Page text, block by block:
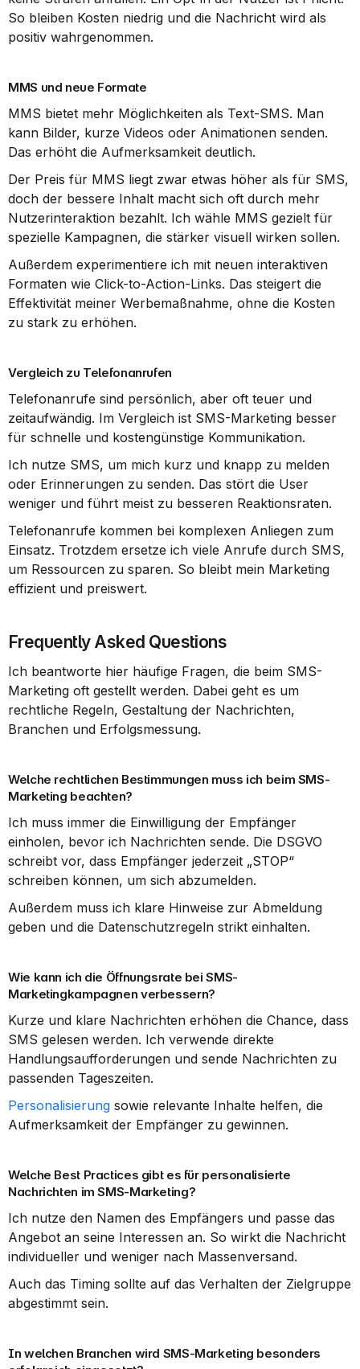
So bleiben Kosten niedrig und die Nachricht wird als
positiv wahrgenommen.
MMS und neue Formate
MMS bietet mehr Möglichkeiten als Text-SMS. Man
kann Bilder, kurze Videos oder Animationen senden.
Das erhöht die Aufmerksamkeit deutlich.
Der Preis für MMS liegt zwar etwas höher als für SMS,
doch der bessere Inhalt macht sich oft durch mehr
Nutzerinteraktion bezahlt. Ich wähle MMS gezielt für
spezielle Kampagnen, die stärker visuell wirken sollen.
Außerdem experimentiere ich mit neuen interaktiven
Formaten wie Click-to-Action-Links. Das steigert die
Effektivität meiner Werbemaßnahme, ohne die Kosten
zu stark zu erhöhen.
Vergleich zu Telefonanrufen
Telefonanrufe sind persönlich, aber oft teuer und
zeitaufwändig. Im Vergleich ist SMS-Marketing besser
für schnelle und kostengünstige Kommunikation.
Ich nutze SMS, um mich kurz und knapp zu melden
oder Erinnerungen zu senden. Das stört die User
weniger und führt meist zu besseren Reaktionsraten.
Telefonanrufe kommen bei komplexen Anliegen zum
Einsatz. Trotzdem ersetze ich viele Anrufe durch SMS,
um Ressourcen zu sparen. So bleibt mein Marketing
effizient und preiswert.
Frequently Asked Questions
Ich beantworte hier häufige Fragen, die beim SMS-
Marketing oft gestellt werden. Dabei geht es um
rechtliche Regeln, Gestaltung der Nachrichten,
Branchen und Erfolgsmessung.
Welche rechtlichen Bestimmungen muss ich beim SMS-
Marketing beachten?
Ich muss immer die Einwilligung der Empfänger
einholen, bevor ich Nachrichten sende. Die DSGVO
schreibt vor, dass Empfänger jederzeit „STOP“
schreiben können, um sich abzumelden.
Außerdem muss ich klare Hinweise zur Abmeldung
geben und die Datenschutzregeln strikt einhalten.
Wie kann ich die Öffnungsrate bei SMS-
Marketingkampagnen verbessern?
Kurze und klare Nachrichten erhöhen die Chance, dass
SMS gelesen werden. Ich verwende direkte
Handlungsaufforderungen und sende Nachrichten zu
passenden Tageszeiten.
Personalisierung sowie relevante Inhalte helfen, die
Aufmerksamkeit der Empfänger zu gewinnen.
Welche Best Practices gibt es für personalisierte
Nachrichten im SMS-Marketing?
Ich nutze den Namen des Empfängers und passe das
Angebot an seine Interessen an. So wirkt die Nachricht
individueller und weniger nach Massenversand.
Auch das Timing sollte auf das Verhalten der Zielgruppe
abgestimmt sein.
In welchen Branchen wird SMS-Marketing besonders